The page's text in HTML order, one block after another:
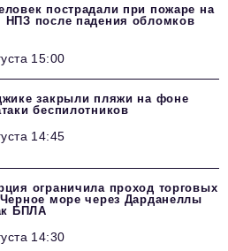
пострадали при пожаре на
НПЗ после падения обломков
15:00
закрыли пляжи на фоне
беспилотников
14:45
ограничила проход торговых
море через Дарданеллы
БПЛА
14:30